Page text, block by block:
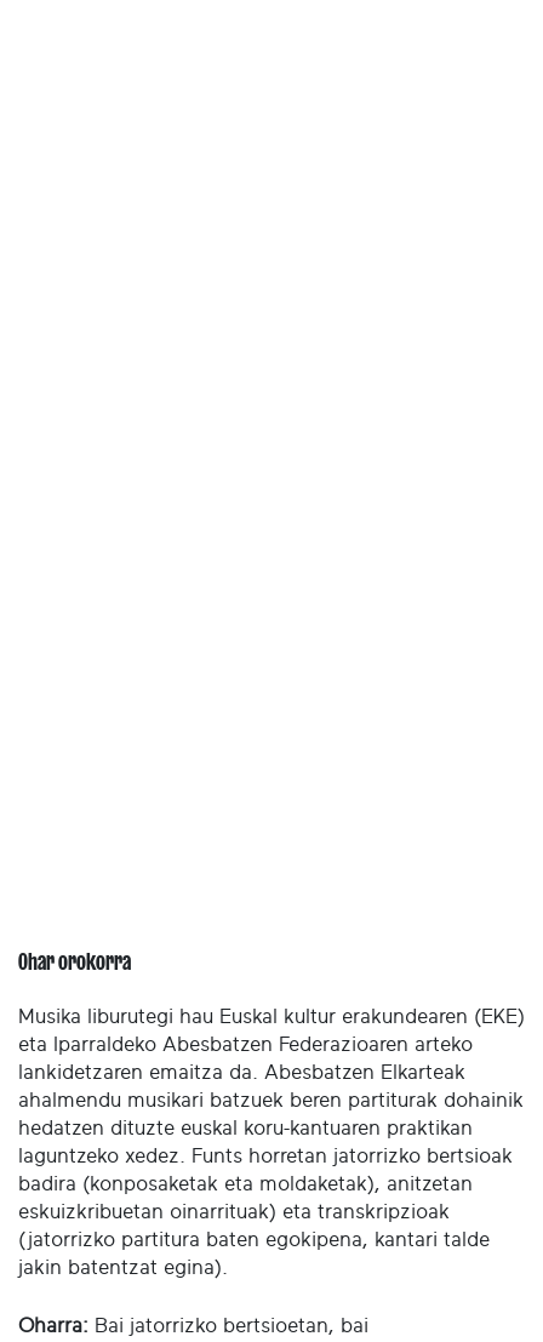
Ohar orokorra
Musika liburutegi hau Euskal kultur erakundearen (EKE)
eta Iparraldeko Abesbatzen Federazioaren arteko
lankidetzaren emaitza da. Abesbatzen Elkarteak
ahalmendu musikari batzuek beren partiturak dohainik
hedatzen dituzte euskal koru-kantuaren praktikan
laguntzeko xedez. Funts horretan jatorrizko bertsioak
badira (konposaketak eta moldaketak), anitzetan
eskuizkribuetan oinarrituak) eta transkripzioak
(jatorrizko partitura baten egokipena, kantari talde
jakin batentzat egina).
Oharra: Bai jatorrizko bertsioetan, bai